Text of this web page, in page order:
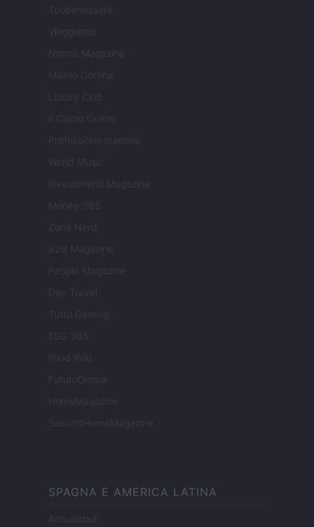
Tuobenessere
Viaggiamo
Nonne Magazine
Milano Cortina
Luxury Club
Il Calcio Online
Professione mamma
World Music
Investimenti Magazine
Money 365
Zona Nerd
B2B Magazine
People Magazine
Day Travel
Tutto Gaming
ESG 365
Food Wiki
FuturoDonna
HomeMagazine
SecondHomeMagazine
SPAGNA E AMERICA LATINA
Actualidad